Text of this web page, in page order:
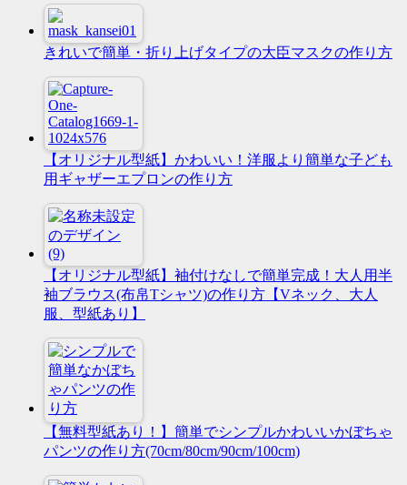
きれいで簡単・折り上げタイプの大臣マスクの作り方
【オリジナル型紙】かわいい！洋服より簡単な子ども
用ギャザーエプロンの作り方
【オリジナル型紙】袖付けなしで簡単完成！大人用半
袖ブラウス(布帛Tシャツ)の作り方【Vネック、大人
服、型紙あり】
【無料型紙あり！】簡単でシンプルかわいいかぼちゃ
パンツの作り方(70cm/80cm/90cm/100cm)